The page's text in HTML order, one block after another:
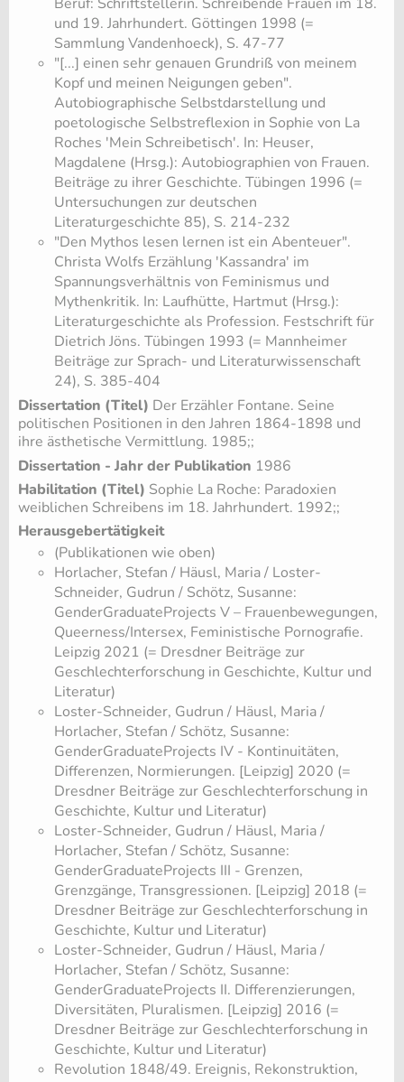
und 19. Jahrhundert. Göttingen 1998 (=
Sammlung Vandenhoeck), S. 47-77
​"[...] einen sehr genauen Grundriß von meinem
Kopf und meinen Neigungen geben".
Autobiographische Selbstdarstellung und
poetologische Selbstreflexion in Sophie von La
Roches 'Mein Schreibetisch'. In: Heuser,
Magdalene (Hrsg.): Autobiographien von Frauen.
Beiträge zu ihrer Geschichte. Tübingen 1996 (=
Untersuchungen zur deutschen
Literaturgeschichte 85), S. 214-232
​"Den Mythos lesen lernen ist ein Abenteuer".
Christa Wolfs Erzählung 'Kassandra' im
Spannungsverhältnis von Feminismus und
Mythenkritik. In: Laufhütte, Hartmut (Hrsg.):
Literaturgeschichte als Profession. Festschrift für
Dietrich Jöns. Tübingen 1993 (= Mannheimer
Beiträge zur Sprach- und Literaturwissenschaft
24), S. 385-404
Dissertation (Titel) Der Erzähler Fontane. Seine
politischen Positionen in den Jahren 1864-1898 und
ihre ästhetische Vermittlung. 1985;;
Dissertation - Jahr der Publikation 1986
Habilitation (Titel) Sophie La Roche: Paradoxien
weiblichen Schreibens im 18. Jahrhundert. 1992;;
Herausgebertätigkeit
(Publikationen wie oben)
​Horlacher, Stefan / Häusl, Maria / Loster-
Schneider, Gudrun / Schötz, Susanne:
GenderGraduateProjects V – Frauenbewegungen,
Queerness/Intersex, Feministische Pornografie.
Leipzig 2021 (= Dresdner Beiträge zur
Geschlechterforschung in Geschichte, Kultur und
Literatur)
​Loster-Schneider, Gudrun / Häusl, Maria /
Horlacher, Stefan / Schötz, Susanne:
GenderGraduateProjects IV - Kontinuitäten,
Differenzen, Normierungen. [Leipzig] 2020 (=
Dresdner Beiträge zur Geschlechterforschung in
Geschichte, Kultur und Literatur)
​Loster-Schneider, Gudrun / Häusl, Maria /
Horlacher, Stefan / Schötz, Susanne:
GenderGraduateProjects III - Grenzen,
Grenzgänge, Transgressionen. [Leipzig] 2018 (=
Dresdner Beiträge zur Geschlechterforschung in
Geschichte, Kultur und Literatur)
​Loster-Schneider, Gudrun / Häusl, Maria /
Horlacher, Stefan / Schötz, Susanne:
GenderGraduateProjects II. Differenzierungen,
Diversitäten, Pluralismen. [Leipzig] 2016 (=
Dresdner Beiträge zur Geschlechterforschung in
Geschichte, Kultur und Literatur)
​Revolution 1848/49. Ereignis, Rekonstruktion,